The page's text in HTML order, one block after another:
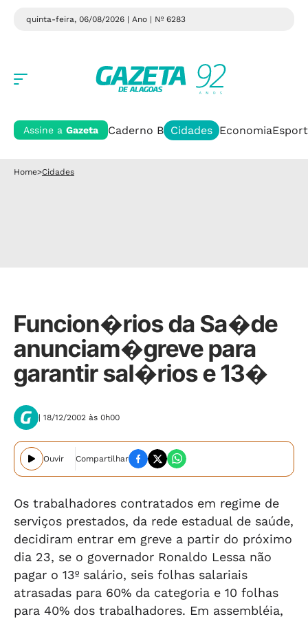
quinta-feira, 06/08/2026 | Ano | Nº 6283
Assine a Gazeta Caderno B Cidades Economia
Home>Cidades
Funcion�rios da Sa�de
anunciam�greve para
garantir sal�rios e 13�
| 18/12/2002 às 0h00
Ouvir Compartilhar
Os trabalhadores contratados em regime de
serviços prestados, da rede estadual de saúde,
decidiram entrar em greve a partir do próximo
dia 23, se o governador Ronaldo Lessa não
pagar o 13º salário, seis folhas salariais
atrasadas para 60% da categoria e 10 folhas
para 40% dos trabalhadores. Em assembléia,